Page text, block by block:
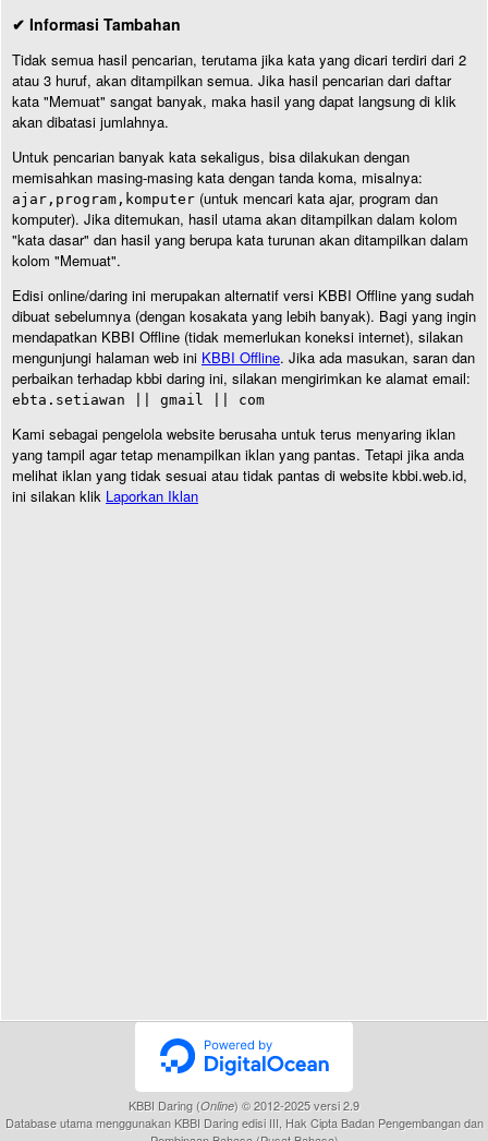
✔ Informasi Tambahan
Tidak semua hasil pencarian, terutama jika kata yang dicari terdiri dari 2
atau 3 huruf, akan ditampilkan semua. Jika hasil pencarian dari daftar
kata "Memuat" sangat banyak, maka hasil yang dapat langsung di klik
akan dibatasi jumlahnya.
Untuk pencarian banyak kata sekaligus, bisa dilakukan dengan
memisahkan masing-masing kata dengan tanda koma, misalnya:
ajar,program,komputer (untuk mencari kata ajar, program dan
komputer). Jika ditemukan, hasil utama akan ditampilkan dalam kolom
"kata dasar" dan hasil yang berupa kata turunan akan ditampilkan dalam
kolom "Memuat".
Edisi online/daring ini merupakan alternatif versi KBBI Offline yang sudah
dibuat sebelumnya (dengan kosakata yang lebih banyak). Bagi yang ingin
mendapatkan KBBI Offline (tidak memerlukan koneksi internet), silakan
mengunjungi halaman web ini KBBI Offline. Jika ada masukan, saran dan
perbaikan terhadap kbbi daring ini, silakan mengirimkan ke alamat email:
ebta.setiawan || gmail || com
Kami sebagai pengelola website berusaha untuk terus menyaring iklan
yang tampil agar tetap menampilkan iklan yang pantas. Tetapi jika anda
melihat iklan yang tidak sesuai atau tidak pantas di website kbbi.web.id,
ini silakan klik Laporkan Iklan
KBBI Daring (Online) © 2012-2025 versi 2.9
Database utama menggunakan KBBI Daring edisi III, Hak Cipta Badan Pengembangan dan